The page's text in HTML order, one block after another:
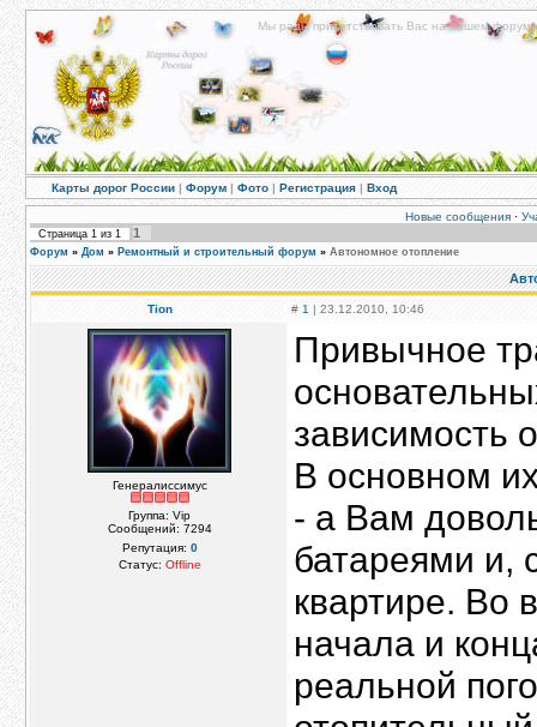
Мы рады приветствовать Вас на нашем
Карты дорог России | Форум | Фото | Регистрация | Вход
Новые сообщения·
Страница 1 из 1 1
Форум » Дом » Ремонтный и строительный форум » Автономное отопление
Tion # 1 | 23.12.2010, 10:46
Генералиссимус
Группа: Vip
Сообщений: 7294
Репутация: 0
Статус: Offline
Привычное
зависимость
В основном
- а Вам
батареями и,
квартире. Во
начала и
реальной